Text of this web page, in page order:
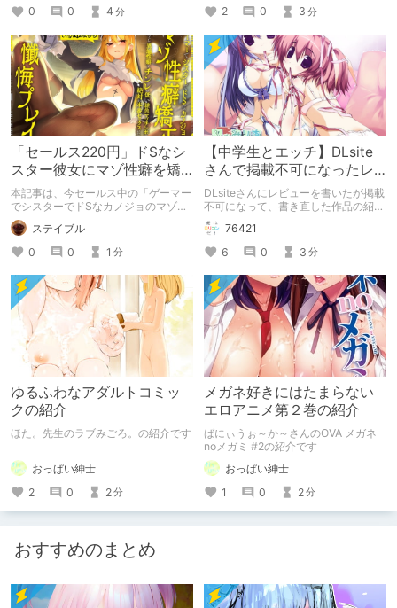
0
0 4 分
2
0 3 分
「セールス220円」ドSなシ
スター彼女にマゾ性癖を矯
正されるー
本記事は、今セールス中の「ゲーマー
でシスターでドSなカノジョのマゾ性
癖矯正プレイの 紹介記事です。
ステイブル
0
0 1 分
【中学生とエッチ】DLsite
さんで掲載不可になったレ
ビュー
DLsiteさんにレビューを書いたが掲載
不可になって、書き直した作品の紹
介。 ※この記事は文字数は1000文字
程度のオススメ作品レビューとして書
いた記事です。
76421
6
0 3 分
ゆるふわなアダルトコミッ
クの紹介
ほた。先生のラブみごろ。の紹介です
おっぱい紳士
2
0 2分
メガネ好きにはたまらない
エロアニメ第２巻の紹介
ばにぃうぉ～か～さんのOVA メガネ
noメガミ #2の紹介です
おっぱい紳士
1
0 2分
おすすめのまとめ